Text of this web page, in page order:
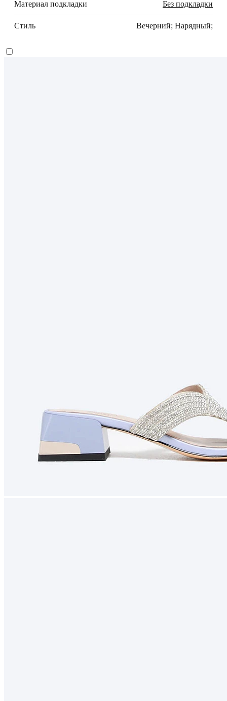
Материал подкладки Без подкладки
Стиль Вечерний; Нарядный;